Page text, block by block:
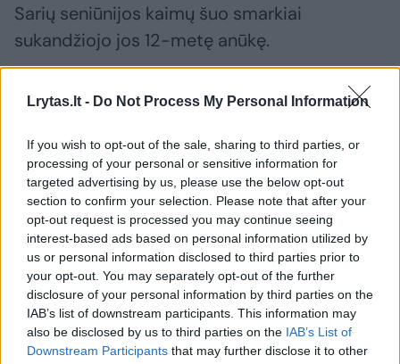
Lrytas.lt - Do Not Process My Personal Information
If you wish to opt-out of the sale, sharing to third parties, or
processing of your personal or sensitive information for
targeted advertising by us, please use the below opt-out
section to confirm your selection. Please note that after your
opt-out request is processed you may continue seeing
interest-based ads based on personal information utilized by
us or personal information disclosed to third parties prior to
your opt-out. You may separately opt-out of the further
disclosure of your personal information by third parties on the
IAB’s list of downstream participants. This information may
also be disclosed by us to third parties on the IAB’s List of
Downstream Participants that may further disclose it to other
Sarių seniūnijos kaimų šuo smarkiai
sukandžiojo jos 12-metę anūkę.
Pasak moters, mergaitei skubiai reikia
Gavus šį pranešimą, į įvykio vietą gelbėti
vaiko nuskubėjo greitosios pagalbos medikai.
Pirminiais duomenimis, mergaitei
sukandžiotas veidas, tačiau sąmonės ji
neprarado. Mergaitė buvo labai išsigandusi.
Medikai vaiką išvežė į ligoninę Vilniuje.